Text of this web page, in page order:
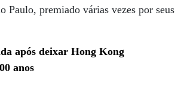
Paulo, premiado várias vezes por seus
após deixar Hong Kong
anos